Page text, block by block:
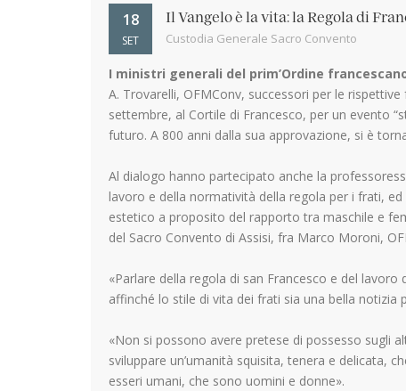
18
SET
Il Vangelo è la vita: la Regola di
Custodia Generale Sacro Convento
I ministri generali del prim’Ordine
A. Trovarelli, OFMConv, successori per le
settembre, al Cortile di Francesco, per un evento
futuro. A 800 anni dalla sua approvazione, si è
Al dialogo hanno partecipato anche la
lavoro e della normatività della regola per i frati,
estetico a proposito del rapporto tra maschile e
del Sacro Convento di Assisi, fra Marco Moroni,
«Parlare della regola di san Francesco e del
affinché lo stile di vita dei frati sia una bella notizia
«Non si possono avere pretese di possesso sugli
sviluppare un’umanità squisita, tenera e delicata,
esseri umani, che sono uomini e donne».